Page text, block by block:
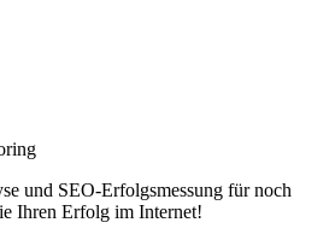
und SEO-Erfolgsmessung für noch
Ihren Erfolg im Internet!